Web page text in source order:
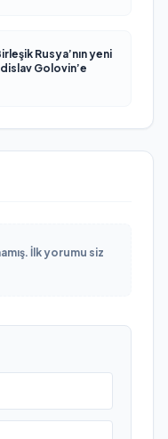
Rusya’nın yeni
Golovin’e
İlk yorumu siz